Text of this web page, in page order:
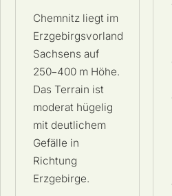
Chemnitz liegt im
Erzgebirgsvorland
Sachsens auf
250–400 m Höhe.
Das Terrain ist
moderat hügelig
mit deutlichem
Gefälle in
Richtung
Erzgebirge.